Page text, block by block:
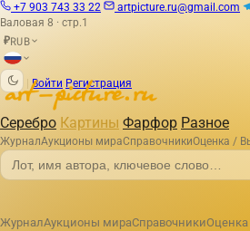
+7 903 743 33 22 artpicture.ru@gmail.com
Валовая 8 · стр.1
₽RUB
Войти Регистрация
Серебро Картины Фарфор Разное
ЖурналАукционы мираСправочникиОценка /
ЖурналАукционы мираСправочники